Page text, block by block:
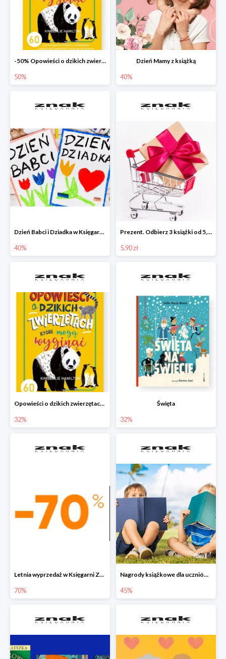
-50% Opowieści o dzikich zwierzętach
50%
Dzień Mamy z książką
40%
Dzień Babci i Dziadka w Księgarni Znak do -40%
40%
Prezent. Odbierz 3 książki od 5,90zł
5.90 zł
Opowieści o dzikich zwierzętach, które mogą wyginąć.
32%
Święta
32%
Letnia wyprzedaż w Księgarni Znak do -70%
70%
Nagrody książkowe dla uczniów na koniec roku szkolnego w Księgarni Znak do -45%
45%